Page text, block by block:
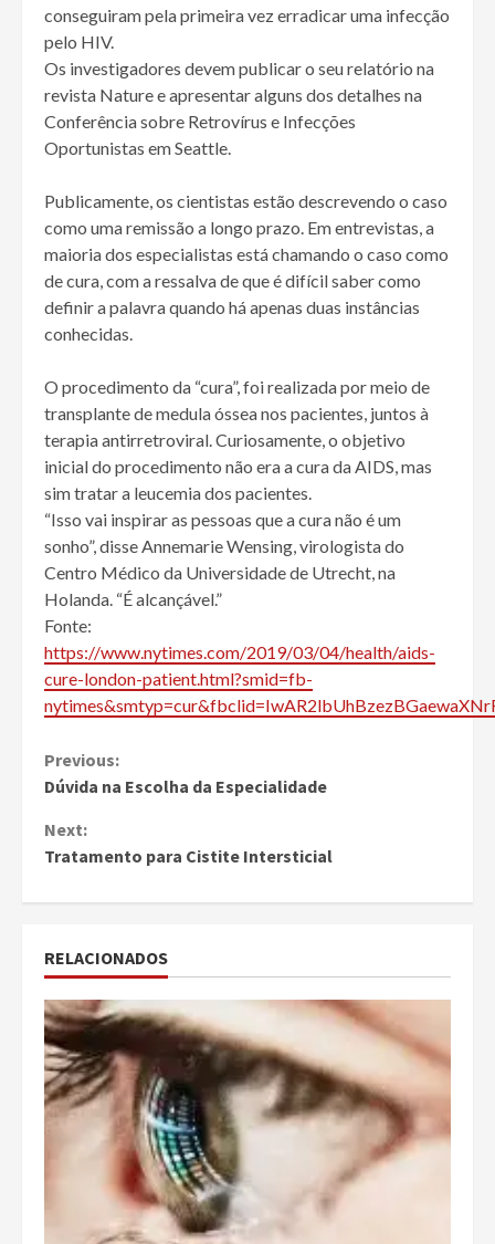
conseguiram pela primeira vez erradicar uma infecção
pelo HIV.
Os investigadores devem publicar o seu relatório na
revista Nature e apresentar alguns dos detalhes na
Conferência sobre Retrovírus e Infecções
Oportunistas em Seattle.
Publicamente, os cientistas estão descrevendo o caso
como uma remissão a longo prazo. Em entrevistas, a
maioria dos especialistas está chamando o caso como
de cura, com a ressalva de que é difícil saber como
definir a palavra quando há apenas duas instâncias
conhecidas.
O procedimento da “cura”, foi realizada por meio de
transplante de medula óssea nos pacientes, juntos à
terapia antirretroviral. Curiosamente, o objetivo
inicial do procedimento não era a cura da AIDS, mas
sim tratar a leucemia dos pacientes.
“Isso vai inspirar as pessoas que a cura não é um
sonho”, disse Annemarie Wensing, virologista do
Centro Médico da Universidade de Utrecht, na
Holanda. “É alcançável.”
Fonte:
https://www.nytimes.com/2019/03/04/health/aids-
cure-london-patient.html?smid=fb-
Continue
Previous:
Dúvida na Escolha da Especialidade
Next:
Tratamento para Cistite Intersticial
RELACIONADOS